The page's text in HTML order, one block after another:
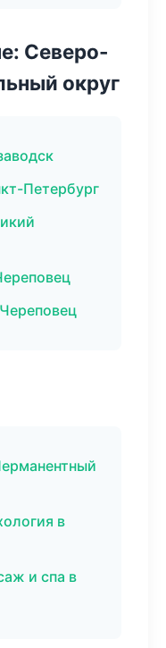
Северо-
округ
Петербург
в
и спа в